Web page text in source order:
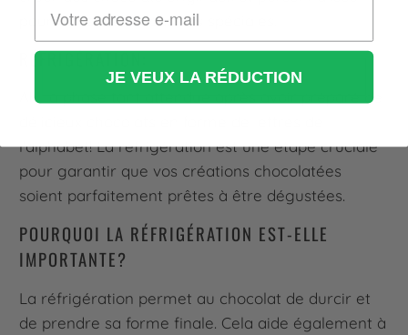
pour toutes les occasions spéciales.
RÉFRIGÉRATION:
Ah, la phase tant attendue après avoir préparé de
l'alphabet! La réfrigération est une étape cruciale
pour garantir que vos créations chocolatées
soient parfaitement prêtes à être dégustées.
POURQUOI LA RÉFRIGÉRATION EST-ELLE
IMPORTANTE?
La réfrigération permet au chocolat de durcir et
de prendre sa forme finale. Cela aide également à
JE VEUX LA RÉDUCTION